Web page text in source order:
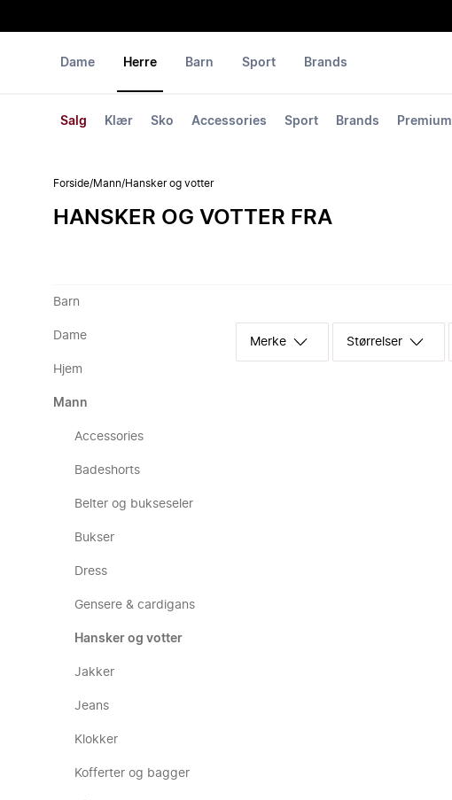
Dame Herre
Salg Klær Sko Accessories Sport Brands Premium
Barn Sport Brands
Forside/Mann/Hansker og votter
HANSKER OG VOTTER FRA
Barn
Dame
Hjem
Mann
Accessories
Badeshorts
Belter og bukseseler
Bukser
Dress
Gensere & cardigans
Hansker og votter
Jakker
Jeans
Klokker
Kofferter og bagger
Merke Størrelser